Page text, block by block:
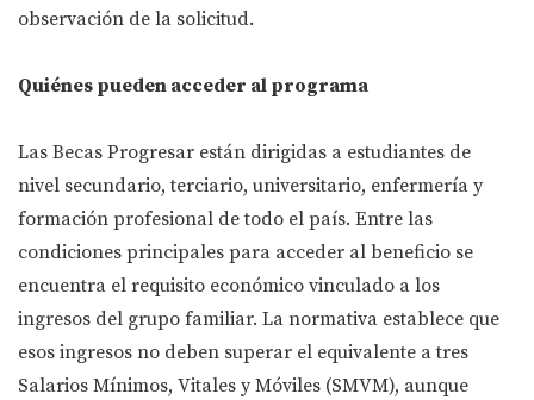
observación de la solicitud.
Quiénes pueden acceder al programa
Las Becas Progresar están dirigidas a estudiantes de
nivel secundario, terciario, universitario, enfermería y
formación profesional de todo el país. Entre las
condiciones principales para acceder al beneficio se
encuentra el requisito económico vinculado a los
ingresos del grupo familiar. La normativa establece que
esos ingresos no deben superar el equivalente a tres
Salarios Mínimos, Vitales y Móviles (SMVM), aunque